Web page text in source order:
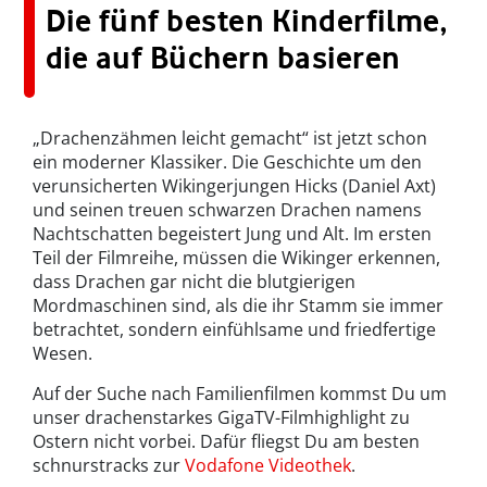
Die fünf besten Kinderfilme,
die auf Büchern basieren
„Drachenzähmen leicht gemacht“ ist jetzt schon
ein moderner Klassiker. Die Geschichte um den
verunsicherten Wikingerjungen Hicks (Daniel Axt)
und seinen treuen schwarzen Drachen namens
Nachtschatten begeistert Jung und Alt. Im ersten
Teil der Filmreihe, müssen die Wikinger erkennen,
dass Drachen gar nicht die blutgierigen
Mordmaschinen sind, als die ihr Stamm sie immer
betrachtet, sondern einfühlsame und friedfertige
Wesen.
Auf der Suche nach Familienfilmen kommst Du um
unser drachenstarkes GigaTV-Filmhighlight zu
Ostern nicht vorbei. Dafür fliegst Du am besten
schnurstracks zurVodafone Videothek.